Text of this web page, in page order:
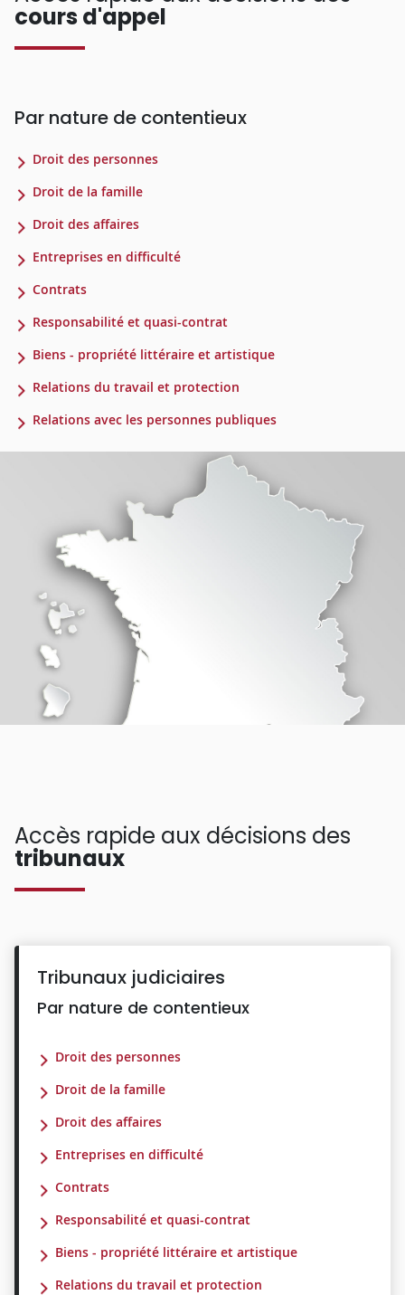
cours d'appel
Par nature de contentieux
Droit des personnes
Droit de la famille
Droit des affaires
Entreprises en difficulté
Contrats
Responsabilité et quasi-contrat
Biens - propriété littéraire et artistique
Relations du travail et protection
Relations avec les personnes publiques
Accès rapide aux décisions des
tribunaux
Tribunaux judiciaires
Par nature de contentieux
Droit des personnes
Droit de la famille
Droit des affaires
Entreprises en difficulté
Contrats
Responsabilité et quasi-contrat
Biens - propriété littéraire et artistique
Relations du travail et protection